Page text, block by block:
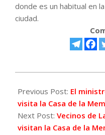
donde es un habitual en
ciudad.
12-
23
Previous Post: El
visita la Casa de la
Next Post: Vecinos de
visitan la Casa de la